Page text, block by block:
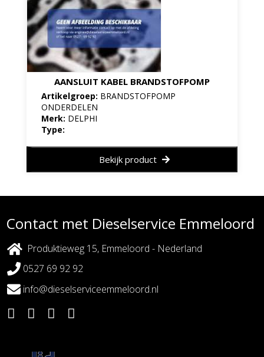
AANSLUIT KABEL BRANDSTOFPOMP
Artikelgroep: BRANDSTOFPOMP
ONDERDELEN
Merk: DELPHI
Type:
Bekijk product
Contact met Dieselservice Emmeloord
Produktieweg 15, Emmeloord - Nederland
0527 69 92 92
info@dieselserviceemmeloord.nl